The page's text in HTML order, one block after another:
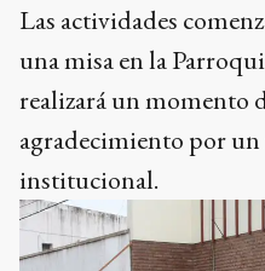
Las actividades
una misa en la
realizará un momento
agradecimiento por un
institucional.